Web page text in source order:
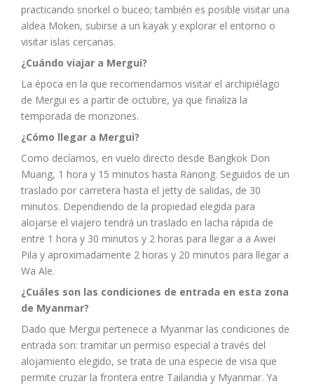
practicando snorkel o buceo; también es posible visitar una
aldea Moken, subirse a un kayak y explorar el entorno o
visitar islas cercanas.
¿Cuándo viajar a Mergui?
La época en la que recomendamos visitar el archipiélago
de Mergui es a partir de octubre, ya que finaliza la
temporada de monzones.
¿Cómo llegar a Mergui?
Como decíamos, en vuelo directo desde Bangkok Don
Muang, 1 hora y 15 minutos hasta Ranong. Seguidos de un
traslado por carretera hasta el jetty de salidas, de 30
minutos. Dependiendo de la propiedad elegida para
alojarse el viajero tendrá un traslado en lacha rápida de
entre 1 hora y 30 minutos y 2 horas para llegar a a Awei
Pila y aproximadamente 2 horas y 20 minutos para llegar a
Wa Ale.
¿Cuáles son las condiciones de entrada en esta zona
de Myanmar?
Dado que Mergui pertenece a Myanmar las condiciones de
entrada son: tramitar un permiso especial a través del
alojamiento elegido, se trata de una especie de visa que
permite cruzar la frontera entre Tailandia y Myanmar. Ya